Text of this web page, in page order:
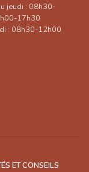
jeudi : 08h30-
17h30
: 08h30-12h00
ET CONSEILS